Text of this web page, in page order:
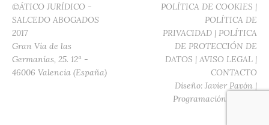
©ÁTICO JURÍDICO -
SALCEDO ABOGADOS
2017
Gran Vía de las
Germanías, 25. 12ª -
46006 Valencia (España)
POLÍTICA DE COOKIES |
POLÍTICA DE
PRIVACIDAD | POLÍTICA
DE PROTECCIÓN DE
DATOS | AVISO LEGAL |
CONTACTO
Diseño: Javier Pavón |
Programación: